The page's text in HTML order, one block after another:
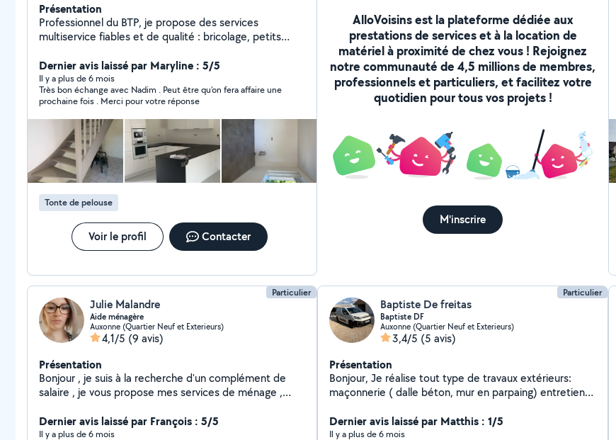
Présentation
Professionnel du BTP, je propose des services
multiservice fiables et de qualité : bricolage, petits
Sérieux, ponctuel et expérimenté, je réalise chaque
mission avec soin et professionnalisme. Mon objectif :
vous offrir un service efficace et vous faciliter la vie.
Dernier avis laissé par Maryline : 5/5
Il y a plus de 6 mois
Très bon échange avec Nadim . Peut être qu’on fera affaire une
prochaine fois . Merci pour votre réponse
Tonte de pelouse
Voir le profil Contacter
AlloVoisins est la plateforme dédiée aux
prestations de services et à la location de
matériel à proximité de chez vous ! Rejoignez
notre communauté de 4,5 millions de membres,
professionnels et particuliers, et facilitez votre
quotidien pour tous vos projets !
M'inscrire
Particulier
Julie Malandre
Aide ménagère
Auxonne (Quartier Neuf et Exterieurs)
4,1/5 (9 avis)
Présentation
Bonjour , je suis à la recherche d'un complément de
salaire , je vous propose mes services de ménage ,
Dernier avis laissé par François : 5/5
Il y a plus de 6 mois
Particulier
Baptiste De freitas
Baptiste DF
Auxonne (Quartier Neuf et Exterieurs)
3,4/5 (5 avis)
Présentation
Bonjour, Je réalise tout type de travaux extérieurs:
maçonnerie ( dalle béton, mur en parpaing) entretien
que des travaux intérieurs: peinture, bande à joint ,
plaque de plâtre Je reste à votre disposition pour plus
Dernier avis laissé par Matthis : 1/5
Il y a plus de 6 mois